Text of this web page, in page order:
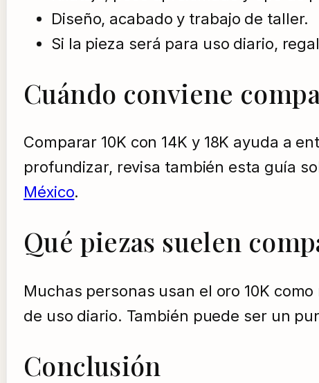
Diseño, acabado y trabajo de taller.
Si la pieza será para uso diario,
Cuándo conviene
Comparar 10K con 14K y 18K ayuda a
profundizar, revisa también esta guía
México.
Qué piezas suelen
Muchas personas usan el oro 10K
de uso diario. También puede ser un
Conclusión